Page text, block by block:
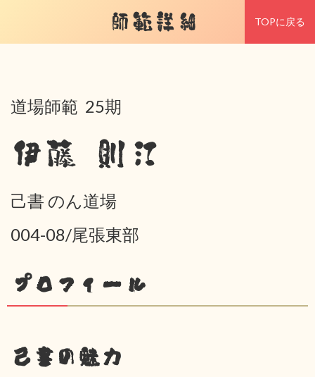
師範詳細 TOPに戻る
道場師範 25期
伊藤 則江
己書 のん道場
004-08/尾張東部
プロフィール
己書の魅力